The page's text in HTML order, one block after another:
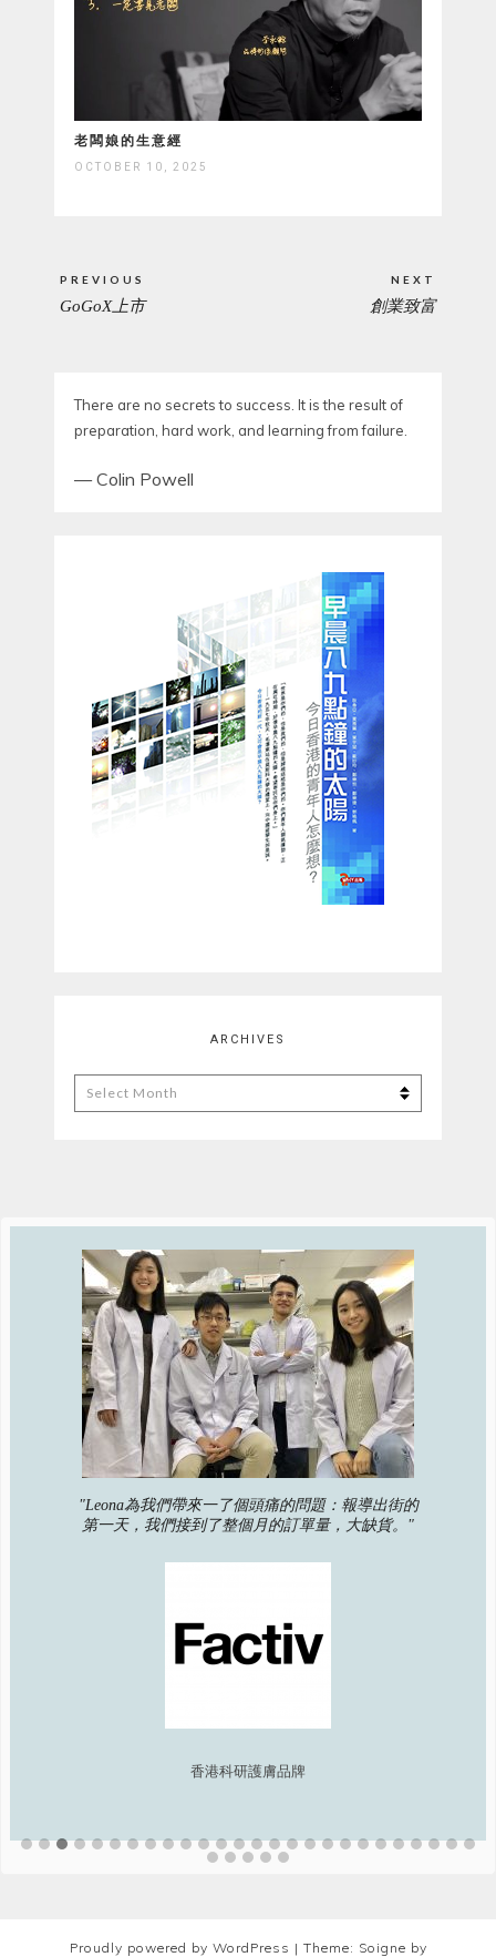
老闆娘的生意經
OCTOBER 10, 2025
navigation
PREVIOUS
PREVIOUS
GoGoX上市
NEXT
創業致富
There are no secrets to success. It is the result of
preparation, hard work, and learning from failure.
—Colin Powell
ARCHIVES
Archives
"Leona為我們帶來一了個頭痛的問題：報導出街的
第一天，我們接到了整個月的訂單量，大缺貨。"
香港科研護膚品牌
Proudly powered by WordPress | Theme: Soigne by